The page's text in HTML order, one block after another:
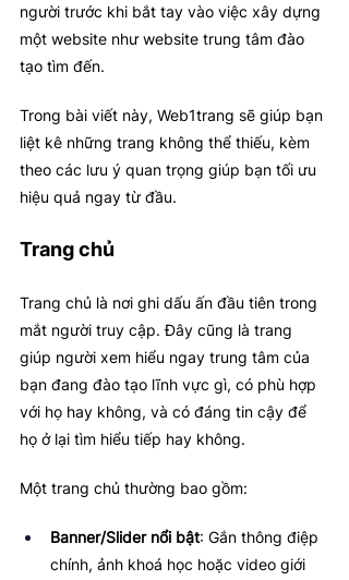
người trước khi bắt tay vào việc xây dựng
một website như website trung tâm đào
tạo tìm đến.
Trong bài viết này, Web1trang sẽ giúp bạn
liệt kê những trang không thể thiếu, kèm
theo các lưu ý quan trọng giúp bạn tối ưu
hiệu quả ngay từ đầu.
Trang chủ
Trang chủ là nơi ghi dấu ấn đầu tiên trong
mắt người truy cập. Đây cũng là trang
giúp người xem hiểu ngay trung tâm của
bạn đang đào tạo lĩnh vực gì, có phù hợp
với họ hay không, và có đáng tin cậy để
họ ở lại tìm hiểu tiếp hay không.
Một trang chủ thường bao gồm:
Banner/Slider nổi bật: Gắn thông điệp
chính, ảnh khoá học hoặc video giới